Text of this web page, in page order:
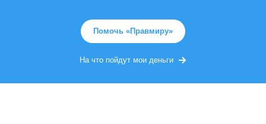
Помочь «Правмиру»
На что пойдут мои деньги